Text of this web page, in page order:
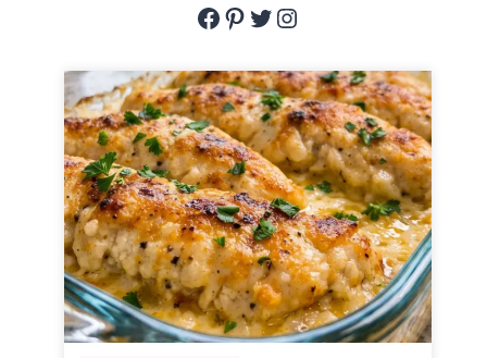
Facebook
Pinterest
Twitter
Instagram